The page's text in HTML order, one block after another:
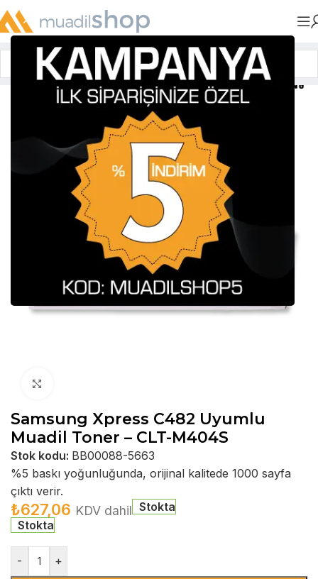
Anasayfa»Muadil Tonerler
Samsung Xpress C482 Uyumlu
Muadil Toner – CLT-M404S
Stok kodu: BB00088-5663
%5 baskı yoğunluğunda, orijinal kalitede 1000 sayfa
çıktı verir.
₺627,06 KDV dahil Stokta
Stokta
- +